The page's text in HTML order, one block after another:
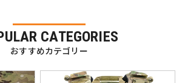
CATEGORIES
おすすめカテゴリー